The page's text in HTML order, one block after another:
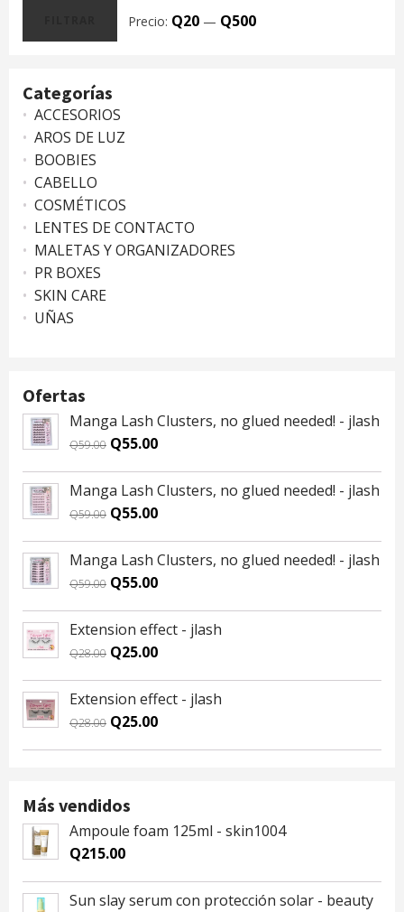
Precio
Precio
Precio: Q20 — Q500
Categorías
ACCESORIOS
AROS DE LUZ
BOOBIES
CABELLO
COSMÉTICOS
LENTES DE CONTACTO
MALETAS Y ORGANIZADORES
PR BOXES
SKIN CARE
UÑAS
Ofertas
Manga Lash Clusters, no glued needed! - jlash
Q59.00 Original
was:
Q59.00.
Q55.00Current
is:
Q55.00.
Manga Lash Clusters, no glued needed! - jlash
Q59.00 Original
was:
Q59.00.
Q55.00Current
is:
Q55.00.
Manga Lash Clusters, no glued needed! - jlash
Q59.00 Original
was:
Q59.00.
Q55.00Current
is:
Q55.00.
Extension effect - jlash
Q28.00 Original
was:
Q28.00.
Q25.00Current
is:
Q25.00.
Extension effect - jlash
Q28.00 Original
Q25.00Current
Más vendidos
Ampoule foam 125ml - skin1004
Q215.00
Sun slay serum con protección solar - beauty